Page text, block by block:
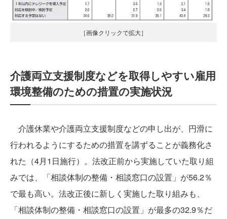
［画像クリックで拡大］
介護両立支援制度などを取得しやすい雇用
環境整備のための措置の実施状況
介護休業や介護両立支援制度などの申し出が、円滑に
行われるようにするための措置を講ずることが義務化さ
れた（4月1日施行）。法改正前から実施していた取り組
みでは、「相談体制の整備・相談窓口の設置」が56.2％
で最も高い。法改正後に新しく実施した取り組みも、
「相談体制の整備・相談窓口の設置」が最多の32.9％だ